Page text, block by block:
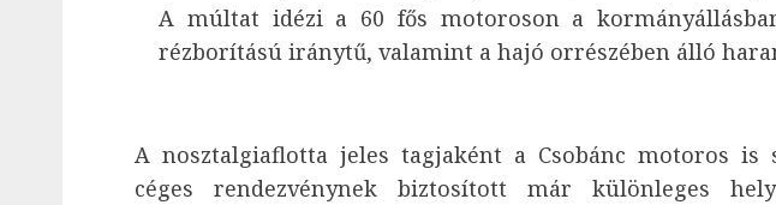
A múltat idézi a 60 fős motoroson a
rézborítású iránytű, valamint a hajó orrészében álló
A nosztalgiaflotta jeles tagjaként a Csobánc motoros is
céges rendezvénynek biztosított már különleges